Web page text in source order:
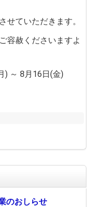
せていただきます。
容赦くださいますよ
) ～ 8月16日(金)
のおしらせ